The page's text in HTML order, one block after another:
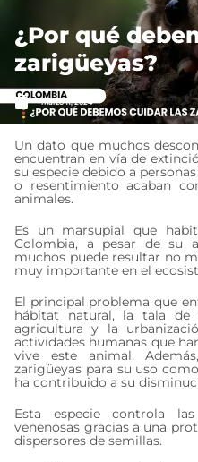
¿Por qué
zarigüeyas?
marzo 11, 2024
Un dato que muchos
encuentran en vía de
su especie debido a
o resentimiento acaban
animales.
Es un marsupial que
Colombia, a pesar de su
muchos puede resultar no
muy importante en el
El principal problema que
hábitat natural, la tala de
agricultura y la
actividades humanas que
vive este animal.
zarigüeyas para su uso
ha contribuido a su
Esta especie controla
venenosas gracias a una
dispersores de semillas.